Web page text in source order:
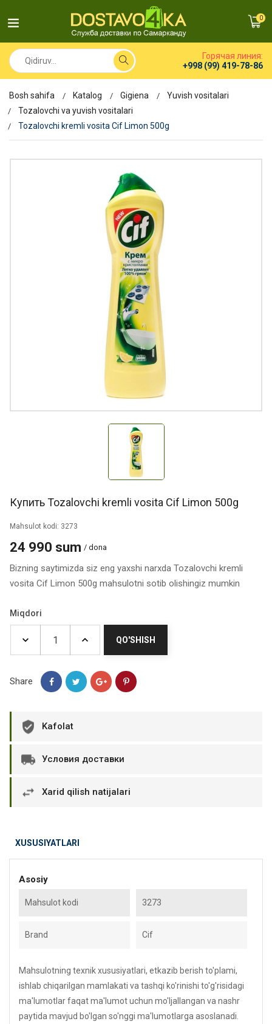
0
Горячая линия:
+998 (99) 419-78-86
Bosh sahifa Katalog Gigiena
Yuvish vositalari
Tozalovchi va yuvish vositalari
Tozalovchi kremli vosita Cif Limon 500g
Купить Tozalovchi kremli vosita Cif Limon 500g
Mahsulot kodi: 3273
24 990 sum / dona
Bizning saytimizda siz eng yaxshi narxda Tozalovchi kremli
vosita Cif Limon 500g mahsulotni sotib olishingiz mumkin
Miqdori
QO'SHISH
Share
Kafolat
Условия доставки
Xarid qilish natijalari
XUSUSIYATLARI
Asosiy
Mahsulot kodi 3273
Brand Cif
Mahsulotning texnik xususiyatlari, etkazib berish to'plami,
ishlab chiqarilgan mamlakati va tashqi ko'rinishi to'g'risidagi
ma'lumotlar faqat ma'lumot uchun mo'ljallangan va nashr
paytida mavjud bo'lgan so'nggi ma'lumotlarga asoslanadi.